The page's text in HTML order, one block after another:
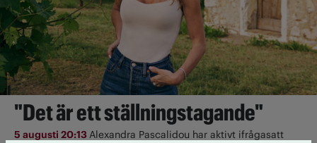
"Det är ett ställningstagande"
5 augusti 20:13Alexandra Pascalidou har aktivt ifrågasatt